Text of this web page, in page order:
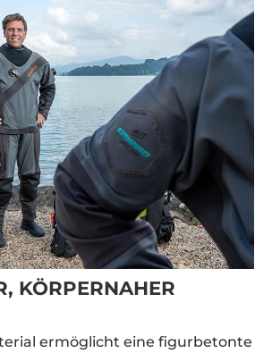
KÖRPERNAHER
ermöglicht eine figurbetonte